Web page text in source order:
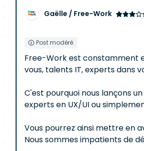
Gaëlle / Free-Work
Post modéré
Free-Work est constamment
vous, talents IT, experts dans
C'est pourquoi nous lançons
experts en UX/UI ou
Vous pourrez ainsi mettre en
Nous sommes impatients de